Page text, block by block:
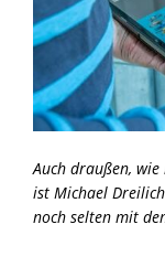
Auch draußen,
ist Michael
noch selten mit